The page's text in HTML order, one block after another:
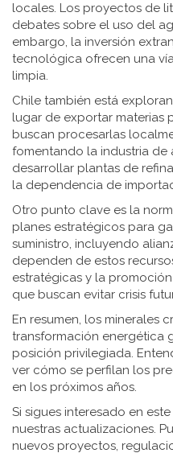
locales. Los proyectos de
debates sobre el uso del
embargo, la inversión
tecnológica ofrecen una
limpia.
Chile también está
lugar de exportar materias
buscan procesarlas
fomentando la industria de
desarrollar plantas de
la dependencia de
Otro punto clave es la
planes estratégicos para
suministro, incluyendo
dependen de estos
estratégicas y la
que buscan evitar crisis
En resumen, los minerales
transformación energética
posición privilegiada.
ver cómo se perfilan los
en los próximos años.
Si sigues interesado en
nuestras actualizaciones.
nuevos proyectos,